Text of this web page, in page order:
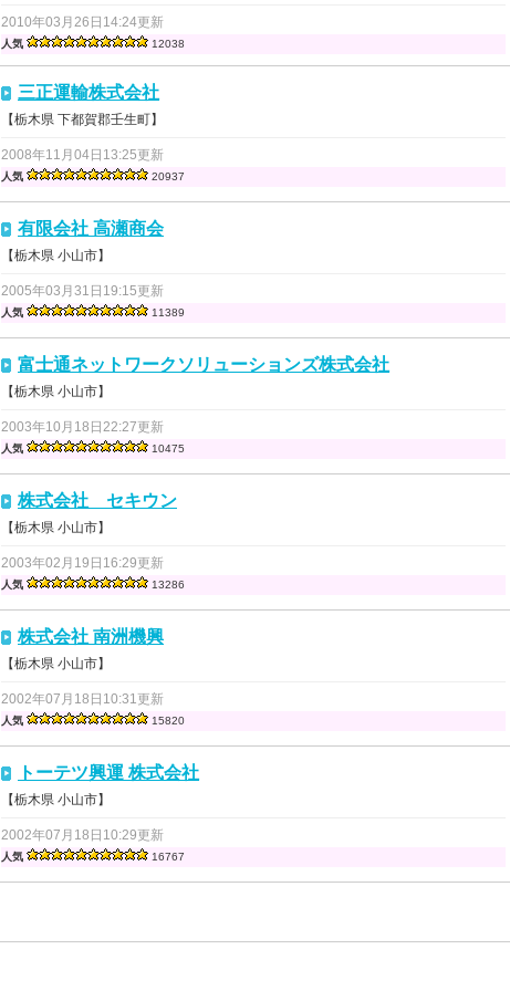
2010年03月26日14:24更新
人気 12038
三正運輸株式会社
【栃木県 下都賀郡壬生町】
2008年11月04日13:25更新
人気 20937
有限会社 高瀬商会
【栃木県 小山市】
2005年03月31日19:15更新
人気 11389
富士通ネットワークソリューションズ株式会社
【栃木県 小山市】
2003年10月18日22:27更新
人気 10475
株式会社 セキウン
【栃木県 小山市】
2003年02月19日16:29更新
人気 13286
株式会社 南洲機興
【栃木県 小山市】
2002年07月18日10:31更新
人気 15820
トーテツ興運 株式会社
【栃木県 小山市】
2002年07月18日10:29更新
人気 16767